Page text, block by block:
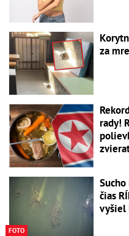
za
rady!
FOTO
čias
vyšiel